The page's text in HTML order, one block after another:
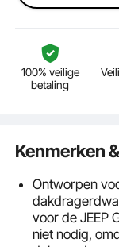
100% veilige
betaling
Kenmerken
Ontworpen
voor de JEEP
niet nodig,